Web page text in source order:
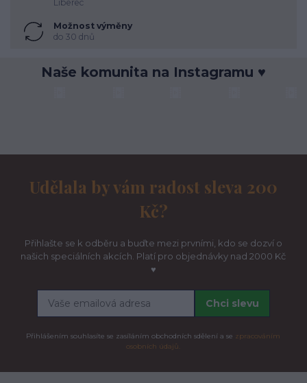
Liberec
Možnost výměny
do 30 dnů
Naše komunita na Instagramu ♥
Udělala by vám radost sleva 200
Kč?
Přihlašte se k odběru a buďte mezi prvními, kdo se dozví o
našich speciálních akcích. Platí pro objednávky nad 2000 Kč
♥
Chci slevu
Přihlášením souhlasíte se zasíláním obchodních sdělení a se zpracováním
osobních údajů.